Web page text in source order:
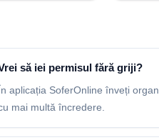
să iei permisul fără griji?
aplicația SoferOnline înveți
mai multă încredere.